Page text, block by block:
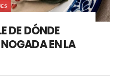
DE DÓNDE
EN LA